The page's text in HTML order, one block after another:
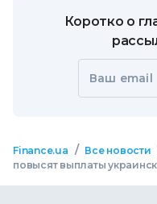
Коротко о
Ваш email
Finance.ua / Все новости
повысят выплаты